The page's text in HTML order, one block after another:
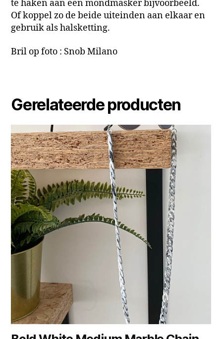
te haken aan een mondmasker bijvoorbeeld.
Of koppel zo de beide uiteinden aan elkaar en
gebruik als halsketting.
Bril op foto : Snob Milano
Gerelateerde producten